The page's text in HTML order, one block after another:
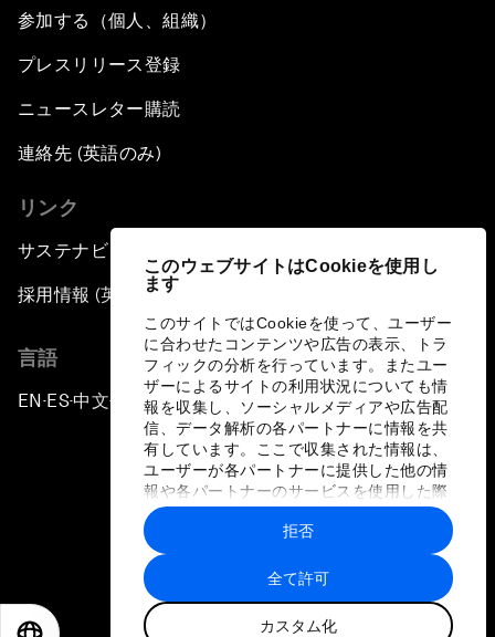
このウェブサイトはCookieを使用し
ます
このサイトではCookieを使って、ユーザー
に合わせたコンテンツや広告の表示、トラ
フィックの分析を行っています。またユー
ザーによるサイトの利用状況についても情
報を収集し、ソーシャルメディアや広告配
信、データ解析の各パートナーに情報を共
有しています。ここで収集された情報は、
ユーザーが各パートナーに提供した他の情
報や各パートナーのサービスを使用した際
に収集された情報と組み合わされ、各パー
トナーによって使用されることがありま
す。
全て許可
カスタム化
拒否
参加する（個人、組織）
プレスリリース登録
ニュースレター購読
連絡先 (英語のみ)
リンク
サステナビリティへの取り組み
採用情報 (英語のみ)
言語
EN ▪ ES▪中文▪ 日本語
プライバシーポリシーと利用規約
サイトマップ
©
世界経済フォーラム